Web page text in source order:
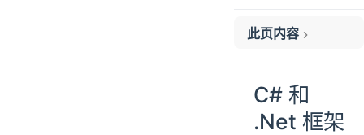
此页内容
编译和运行过程
关键字
上下文关键字
C# 和
.Net 框架